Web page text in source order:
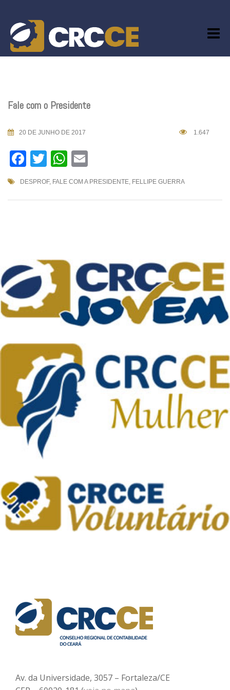
content
Fale com o Presidente
20 DE JUNHO DE 2017 1.647
Facebook
TwitterWhatsApp
DESPROF, FALE COM A PRESIDENTE, FELLIPE GUERRA
Av. da Universidade, 3057 – Fortaleza/CE